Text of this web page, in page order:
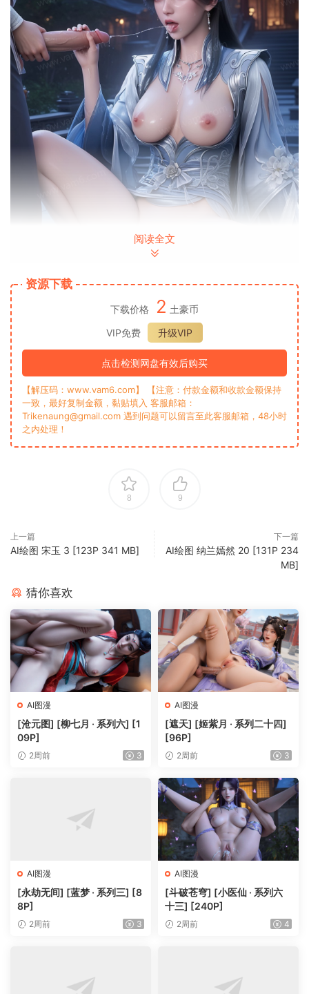
阅读全文
资源下载
下载价格 2 土豪币
VIP免费
升级VIP
点击检测网盘有效后购买
【解压码：www.vam6.com】 【注意：付款金额和收款金额保持
一致，最好复制金额，黏贴填入 客服邮箱：
Trikenaung@gmail.com 遇到问题可以留言至此客服邮箱，48小时
之内处理！
8 9
上一篇
AI绘图 宋玉 3 [123P 341 MB]
下一篇
‎‎AI绘图 纳兰嫣然 20 [131P 234
MB]
猜你喜欢
AI图漫
[沧元图] [柳七月 · 系列六] [1
09P]
2周前 3
AI图漫
[遮天] [姬紫月 · 系列二十四]
[96P]
2周前 3
AI图漫
[永劫无间] [蓝梦 · 系列三] [8
8P]
2周前 3
AI图漫
[斗破苍穹] [小医仙 · 系列六
十三] [240P]
2周前 4